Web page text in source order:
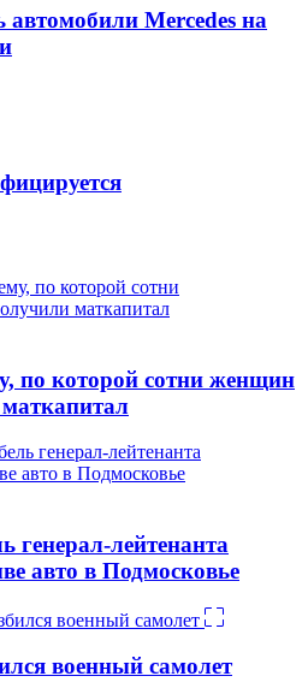
автомобили Mercedes на
по которой сотни женщин
генерал-лейтенанта
авто в Подмосковье
военный самолет